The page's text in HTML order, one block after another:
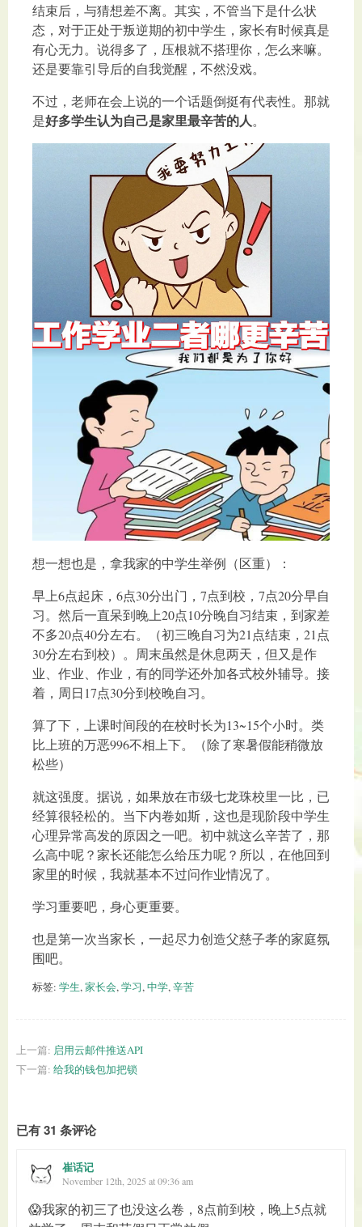
结束后，与猜想差不离。其实，不管当下是什么状
态，对于正处于叛逆期的初中学生，家长有时候真是
有心无力。说得多了，压根就不搭理你，怎么来嘛。
还是要靠引导后的自我觉醒，不然没戏。
不过，老师在会上说的一个话题倒挺有代表性。那就
是好多学生认为自己是家里最辛苦的人。
想一想也是，拿我家的中学生举例（区重）：
早上6点起床，6点30分出门，7点到校，7点20分早自
习。然后一直呆到晚上20点10分晚自习结束，到家差
不多20点40分左右。（初三晚自习为21点结束，21点
30分左右到校）。周末虽然是休息两天，但又是作
业、作业、作业，有的同学还外加各式校外辅导。接
着，周日17点30分到校晚自习。
算了下，上课时间段的在校时长为13~15个小时。类
比上班的万恶996不相上下。（除了寒暑假能稍微放
松些）
就这强度。据说，如果放在市级七龙珠校里一比，已
经算很轻松的。当下内卷如斯，这也是现阶段中学生
心理异常高发的原因之一吧。初中就这么辛苦了，那
么高中呢？家长还能怎么给压力呢？所以，在他回到
家里的时候，我就基本不过问作业情况了。
学习重要吧，身心更重要。
也是第一次当家长，一起尽力创造父慈子孝的家庭氛
围吧。
标签: 学生,家长会,学习,中学,辛苦
上一篇: 启用云邮件推送API
下一篇: 给我的钱包加把锁
已有 31 条评论
崔话记
November 12th, 2025 at 09:36 am
😱我家的初三了也没这么卷，8点前到校，晚上5点就